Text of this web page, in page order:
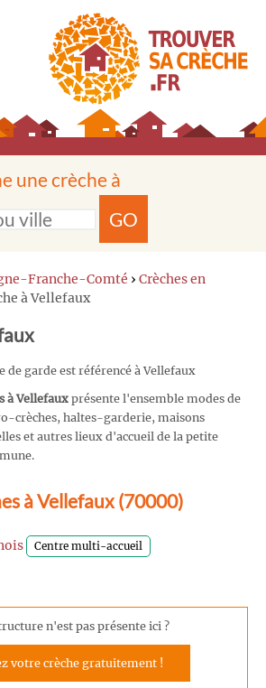
une crèche à
GO
Franche-Comté › Crèches en
à Vellefaux
de garde est référencé à Vellefaux
à Vellefaux présente l'ensemble modes de
crèches, haltes-garderie, maisons
et autres lieux d'accueil de la petite
à Vellefaux (70000)
Centre multi-accueil
n'est pas présente ici ?
votre crèche gratuitement !